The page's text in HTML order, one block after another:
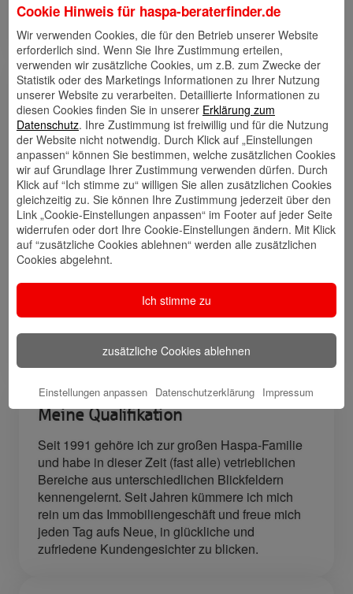
freue mich aber immer wieder in den Hamburger
Hafen zurückzukehren.
Links
Kontakt
speichern
Walletkarte
hinzufügen
Rückrufwunsch
Website
🎊 Haspa-
🎯 Service-
🎁 Kunden
Meine Qualifikation
Seit 1991 gehöre ich zur großen Haspa-Familie
und habe in dieser Zeit (fast alle) vetrieblichen
Bereiche aus unterschiedlichen Blickfeldern
kennengelernt. Seit Jahren kümmere ich mich
rein um das Immobiliengeschäft und freue mich
jeden Tag aufs Neue, in glückliche und
zufriedene Kundengesichter zu blicken.
Cookie Hinweis für haspa-beraterfinder.de
Wir verwenden Cookies, die für den Betrieb unserer Website
erforderlich sind. Wenn Sie Ihre Zustimmung erteilen,
verwenden wir zusätzliche Cookies, um z.B. zum Zwecke der
Statistik oder des Marketings Informationen zu Ihrer Nutzung
unserer Website zu verarbeiten. Detaillierte Informationen zu
diesen Cookies finden Sie in unserer Erklärung zum
Datenschutz. Ihre Zustimmung ist freiwillig und für die Nutzung
der Website nicht notwendig. Durch Klick auf „Einstellungen
anpassen“ können Sie bestimmen, welche zusätzlichen Cookies
wir auf Grundlage Ihrer Zustimmung verwenden dürfen. Durch
Klick auf “Ich stimme zu“ willigen Sie allen zusätzlichen Cookies
gleichzeitig zu. Sie können Ihre Zustimmung jederzeit über den
Link „Cookie-Einstellungen anpassen“ im Footer auf jeder Seite
widerrufen oder dort Ihre Cookie-Einstellungen ändern. Mit Klick
auf “zusätzliche Cookies ablehnen“ werden alle zusätzlichen
Cookies abgelehnt.
Ich stimme zu
zusätzliche Cookies ablehnen
Einstellungen anpassen Datenschutzerklärung Impressum